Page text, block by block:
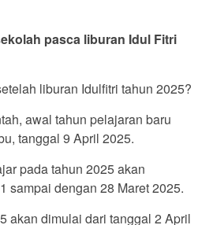
pasca liburan Idul Fitri
liburan Idulfitri tahun 2025?
awal tahun pelajaran baru
tanggal 9 April 2025.
pada tahun 2025 akan
sampai dengan 28 Maret 2025.
akan dimulai dari tanggal 2 April